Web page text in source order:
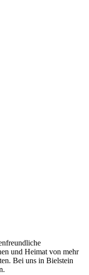
und Heimat von mehr
Bei uns in Bielstein